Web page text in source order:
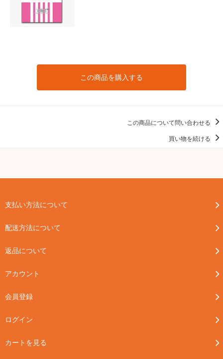
この商品を購入する
この商品について問い合わせる
買い物を続ける
支払い方法について
配送方法について
返品について
アカウント
会員登録
ログイン
カートを見る